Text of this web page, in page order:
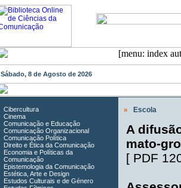
Sábado, 8 de Agosto de 2026
Cibercultura
Cinema
Comunicação e Educação
Comunicação Organizacional
Comunicação Política
Direito e Ética da Comunicação
Economia e Políticas da
Comunicação
Epistemologia da Comunicação
Estética, Arte e Design
Estudos Culturais e de Género
» Escola
A
mato-
[ PDF